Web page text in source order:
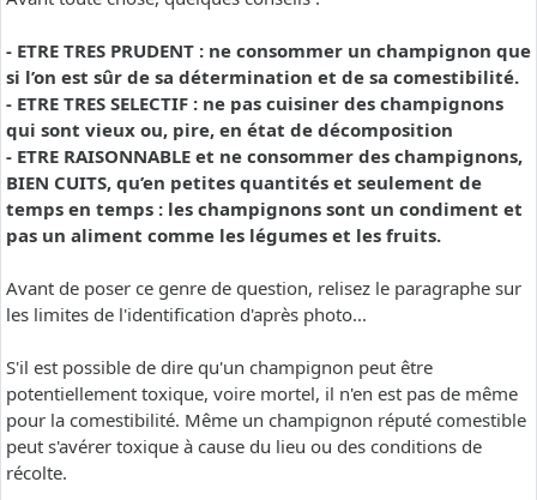
- ETRE TRES PRUDENT : ne consommer un champignon que
si l’on est sûr de sa détermination et de sa comestibilité.
- ETRE TRES SELECTIF : ne pas cuisiner des champignons
qui sont vieux ou, pire, en état de décomposition
- ETRE RAISONNABLE et ne consommer des champignons,
BIEN CUITS, qu’en petites quantités et seulement de
temps en temps : les champignons sont un condiment et
pas un aliment comme les légumes et les fruits.
Avant de poser ce genre de question, relisez le paragraphe sur
les limites de l'identification d'après photo...
S'il est possible de dire qu'un champignon peut être
potentiellement toxique, voire mortel, il n'en est pas de même
pour la comestibilité. Même un champignon réputé comestible
peut s'avérer toxique à cause du lieu ou des conditions de
récolte.